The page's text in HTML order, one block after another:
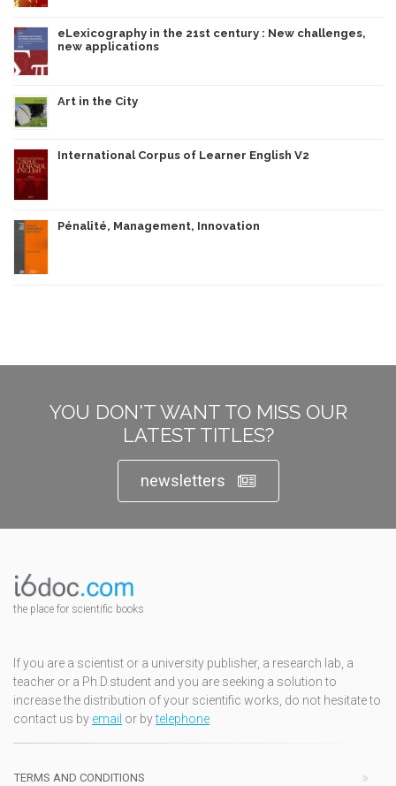
eLexicography in the 21st century : New challenges,
new applications
Art in the City
International Corpus of Learner English V2
Pénalité, Management, Innovation
YOU DON'T WANT TO MISS OUR
LATEST TITLES?
newsletters
the place for scientific books
If you are a scientist or a university publisher, a research lab, a
teacher or a Ph.D.student and you are seeking a solution to
increase the distribution of your scientific works, do not hesitate to
contact us by email or bytelephone
TERMS AND CONDITIONS